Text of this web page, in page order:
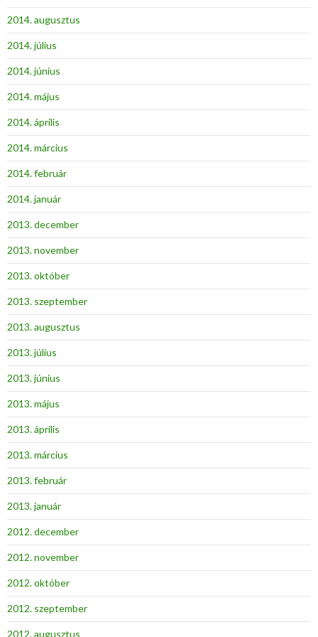
2014. augusztus
2014. július
2014. június
2014. május
2014. április
2014. március
2014. február
2014. január
2013. december
2013. november
2013. október
2013. szeptember
2013. augusztus
2013. július
2013. június
2013. május
2013. április
2013. március
2013. február
2013. január
2012. december
2012. november
2012. október
2012. szeptember
2012. augusztus